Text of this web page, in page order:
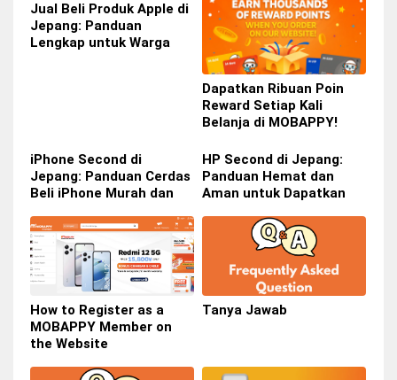
Jual Beli Produk Apple di
Jepang: Panduan
Lengkap untuk Warga
Dapatkan Ribuan Poin
Reward Setiap Kali
Belanja di MOBAPPY!
iPhone Second di
Jepang: Panduan Cerdas
Beli iPhone Murah dan
HP Second di Jepang:
Panduan Hemat dan
Aman untuk Dapatkan
How to Register as a
MOBAPPY Member on
the Website
Tanya Jawab